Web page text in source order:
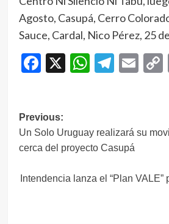
Agosto, Casupá, Cerro
Sauce, Cardal, Nico Pérez, 25
Facebook
X
Navegación
de
entradas
Previous:
Un Solo Uruguay realizará su
cerca del proyecto Casupá
Intendencia lanza el “Plan